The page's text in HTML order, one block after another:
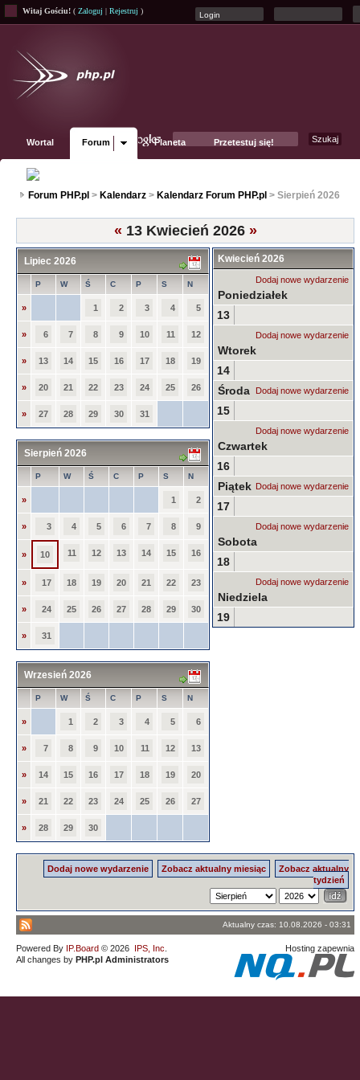
Witaj Gościu! ( Zaloguj | Rejestruj )
Wortal Forum Planeta Przetestuj się!
Forum PHP.pl > Kalendarz > Kalendarz Forum PHP.pl > Sierpień 2026
« 13 Kwiecień 2026 »
Lipiec 2026
P W Ś C P S N
» 1 2 3 4 5
» 6 7 8 9 10 11 12
» 13 14 15 16 17 18 19
» 20 21 22 23 24 25 26
» 27 28 29 30 31
Sierpień 2026
P W Ś C P S N
» 1 2
» 3 4 5 6 7 8 9
» 10 11 12 13 14 15 16
» 17 18 19 20 21 22 23
» 24 25 26 27 28 29 30
» 31
Wrzesień 2026
P W Ś C P S N
» 1 2 3 4 5 6
» 7 8 9 10 11 12 13
» 14 15 16 17 18 19 20
» 21 22 23 24 25 26 27
» 28 29 30
Kwiecień 2026
Dodaj nowe wydarzenie
Poniedziałek
13
Dodaj nowe wydarzenie
Wtorek
14
Dodaj nowe wydarzenie
Środa
15
Dodaj nowe wydarzenie
Czwartek
16
Dodaj nowe wydarzenie
Piątek
17
Dodaj nowe wydarzenie
Sobota
18
Dodaj nowe wydarzenie
Niedziela
19
Dodaj nowe wydarzenie Zobacz aktualny miesiąc
Zobacz aktualny
tydzień
Aktualny czas: 10.08.2026 - 03:31
Powered By IP.Board © 2026 IPS, Inc
All changes by PHP.pl Administrators
Hosting zapewnia